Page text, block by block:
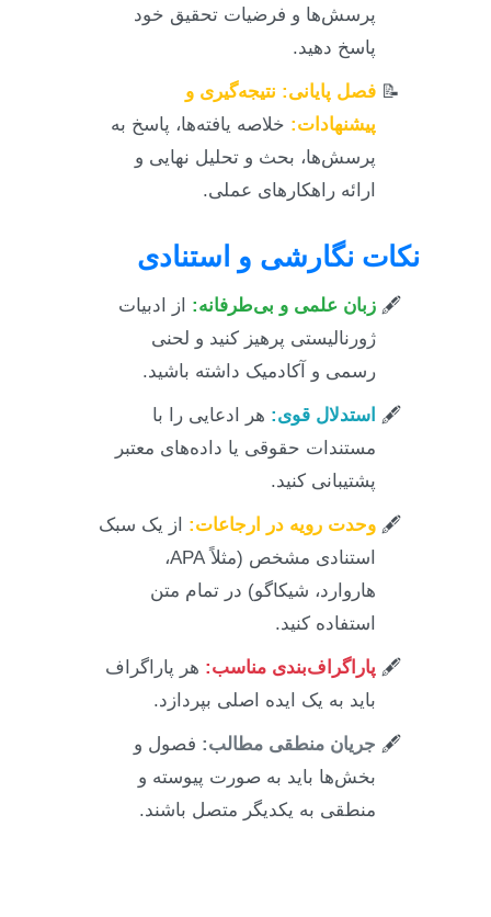
پرسش‌ها و فرضیات تحقیق خود
پاسخ دهید.
فصل پایانی: نتیجه‌گیری و
پیشنهادات: خلاصه یافته‌ها، پاسخ به
پرسش‌ها، بحث و تحلیل نهایی و
ارائه راهکارهای عملی.
نکات نگارشی و استنادی
زبان علمی و بی‌طرفانه: از ادبیات
ژورنالیستی پرهیز کنید و لحنی
رسمی و آکادمیک داشته باشید.
استدلال قوی: هر ادعایی را با
مستندات حقوقی یا داده‌های معتبر
پشتیبانی کنید.
وحدت رویه در ارجاعات: از یک سبک
استنادی مشخص (مثلاً APA،
هاروارد، شیکاگو) در تمام متن
استفاده کنید.
پاراگراف‌بندی مناسب: هر پاراگراف
باید به یک ایده اصلی بپردازد.
جریان منطقی مطالب: فصول و
بخش‌ها باید به صورت پیوسته و
منطقی به یکدیگر متصل باشند.